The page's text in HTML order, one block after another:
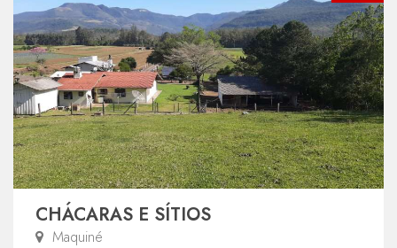
CHÁCARAS E SÍTIOS
Maquiné